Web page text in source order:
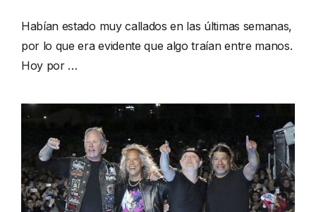
Habían estado muy callados en las últimas semanas,
por lo que era evidente que algo traían entre manos.
Hoy por …